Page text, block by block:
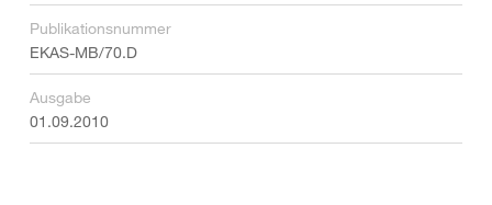
Publikationsnummer
EKAS-MB/70.D
Ausgabe
01.09.2010